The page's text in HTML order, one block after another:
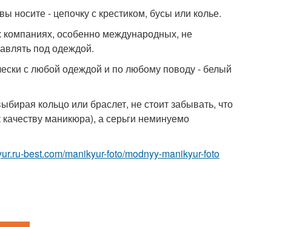
носите - цепочку с крестиком, бусы или колье.
компаниях, особенно международных, не
под одеждой.
с любой одеждой и по любому поводу - белый
кольцо или браслет, не стоит забывать, что
маникюра), а серьги неминуемо
best.com/manikyur-foto/modnyy-manikyur-foto